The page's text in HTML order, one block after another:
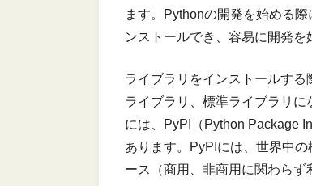
ます。Pythonの開発を始める
ンストールでき、容易に開発を
ライブラリをインストールす
ライブラリ、標準ライブラリ
には、PyPI（Python Package
あります。PyPIには、世界中
ース（商用、非商用に関わらず